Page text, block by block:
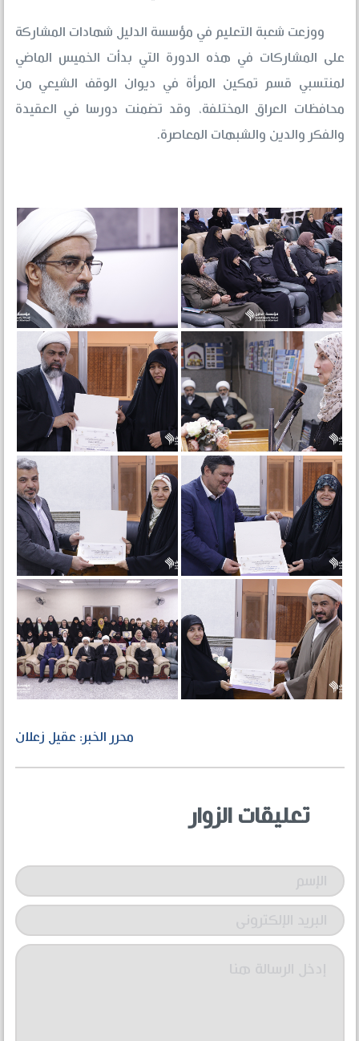
ووزعت شعبة التعليم في مؤسسة الدليل شهادات المشاركة
على المشاركات في هذه الدورة التي بدأت الخميس الماضي
لمنتسبي قسم تمكين المرأة في ديوان الوقف الشيعي من
محافظات العراق المختلفة، وقد تضمنت دورسا في العقيدة
والفكر والدين والشبهات المعاصرة.
محرر الخبر: عقيل زعلان
تعليقات الزوار